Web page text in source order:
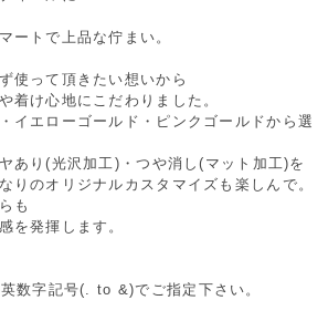
ートで上品な佇まい。
使って頂きたい想いから
着け心地にこだわりました。
イエローゴールド・ピンクゴールドから選
あり(光沢加工)・つや消し(マット加工)を
りのオリジナルカスタマイズも楽しんで。
も
を発揮します。
数字記号(. to &)でご指定下さい。